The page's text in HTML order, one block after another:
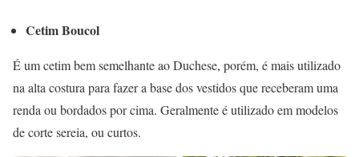
Cetim Boucol
É um cetim bem semelhante ao Duchese, porém, é mais utilizado
na alta costura para fazer a base dos vestidos que receberam uma
renda ou bordados por cima. Geralmente é utilizado em modelos
de corte sereia, ou curtos.